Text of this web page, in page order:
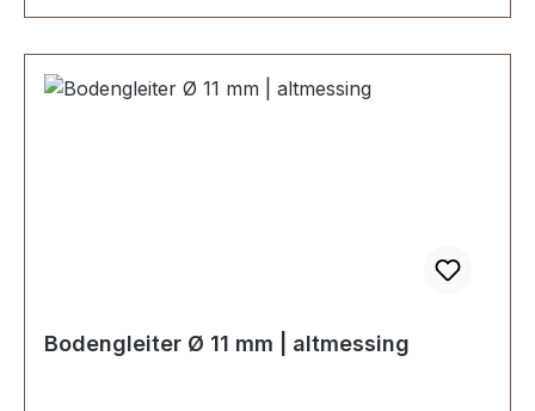
Bodengleiter Ø 11 mm | altmessing